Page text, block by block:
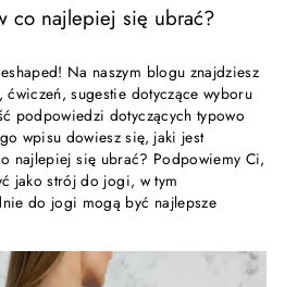
co najlepiej się ubrać?
Na naszym blogu znajdziesz
sugestie dotyczące wyboru
podpowiedzi dotyczących typowo
wpisu dowiesz się, jaki jest
najlepiej się ubrać? Podpowiemy Ci,
jako strój do jogi, w tym
do jogi mogą być najlepsze